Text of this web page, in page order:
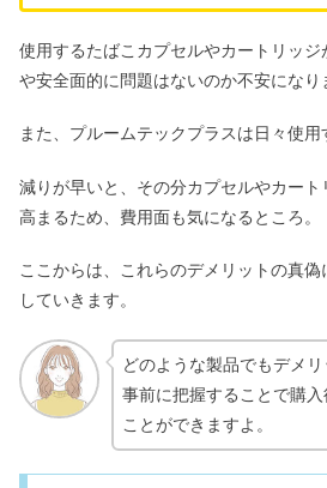
使用するたばこカプセルやカートリッ
や安全面的に問題はないのか不安になり
また、プルームテックプラスは日々使用
減りが早いと、その分カプセルやカート
高まるため、費用面も気になるところ。
ここからは、これらのデメリットの真
していきます。
どのような製品でもデメリ
事前に把握することで購
ことができますよ。